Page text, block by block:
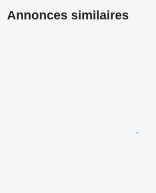
Annonces similaires